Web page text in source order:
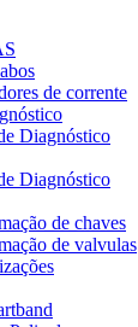
de corrente
Diagnóstico
Diagnóstico
de chaves
de valvulas